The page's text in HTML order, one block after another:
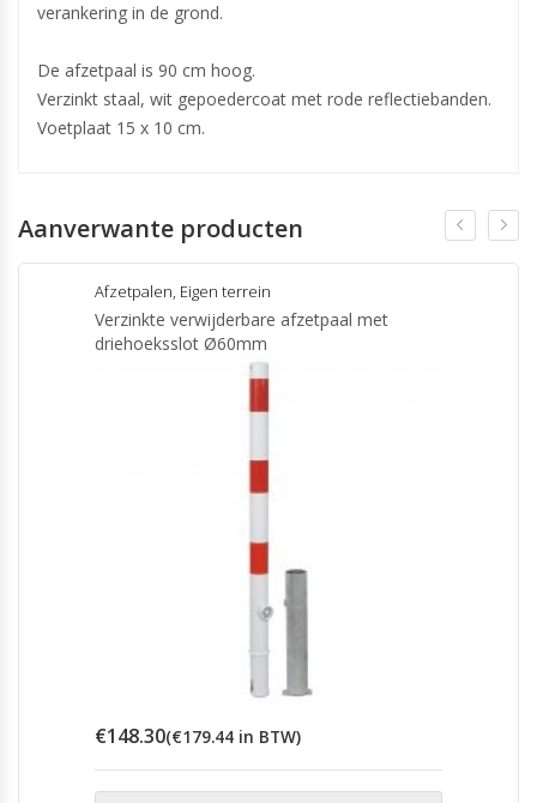
verankering in de grond.
De afzetpaal is 90 cm hoog.
Verzinkt staal, wit gepoedercoat met rode reflectiebanden.
Voetplaat 15 x 10 cm.
Aanverwante producten
Afzetpalen, Eigen terrein
Verzinkte verwijderbare afzetpaal met
driehoeksslot Ø60mm
€148.30(€179.44 in BTW)